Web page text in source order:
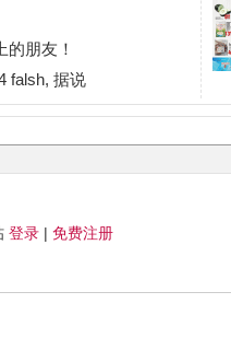
朋友！
falsh, 据说
短线利润！
登录| 免费注册